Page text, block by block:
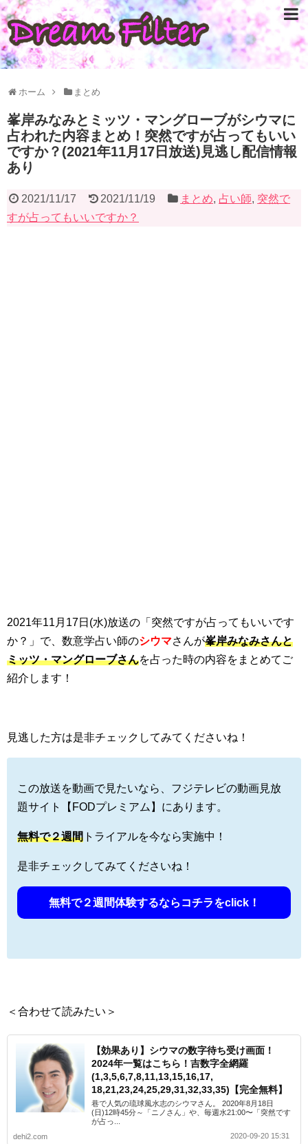
ホーム まとめ
峯岸みなみとミッツ・マングローブがシウマに
占われた内容まとめ！突然ですが占ってもいい
ですか？(2021年11月17日放送)見逃し配信情報
あり
2021/11/17 2021/11/19 まとめ, 占い師, 突然で
すが占ってもいいですか？
2021年11月17日(水)放送の「突然ですが占ってもいいです
か？」で、数意学占い師のシウマさんが峯岸みなみさんと
ミッツ・マングローブさんを占った時の内容をまとめてご
紹介します！
見逃した方は是非チェックしてみてくださいね！
この放送を動画で見たいなら、フジテレビの動画見放
題サイト【FODプレミアム】にあります。
無料で２週間 トライアルを今なら実施中！
是非チェックしてみてくださいね！
無料で２週間体験するならコチラをclick！
＜合わせて読みたい＞
【効果あり】シウマの数字待ち受け画面！
2024年一覧はこちら！吉数字全網羅
(1,3,5,6,7,8,11,13,15,16,17,
18,21,23,24,25,29,31,32,33,35)【完全無料】
巷で人気の琉球風水志のシウマさん。 2020年8月18日
(日)12時45分～「ニノさん」や、毎週水21:00〜「突然です
が占っ...
dehi2.com
2020-09-20 15:31